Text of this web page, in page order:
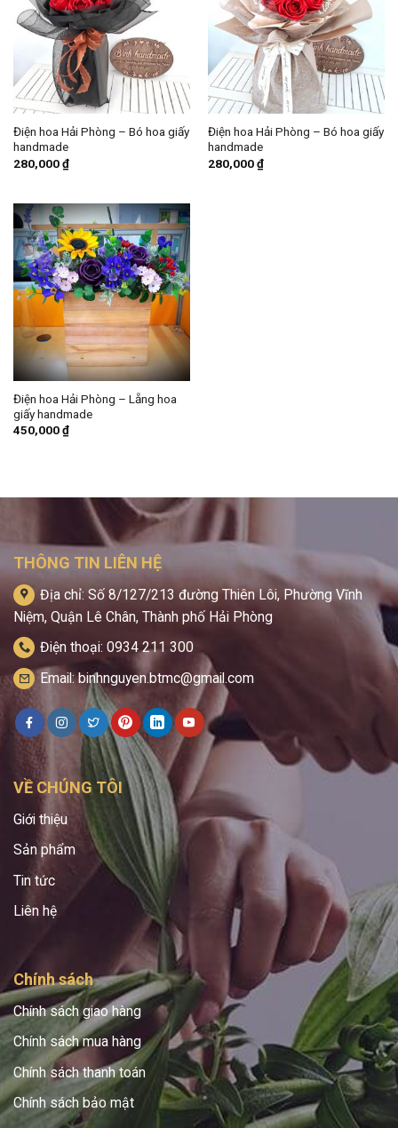
Điện hoa Hải Phòng – Bó hoa giấy
handmade
280,000₫
Điện hoa Hải Phòng – Bó hoa giấy
handmade
280,000₫
Điện hoa Hải Phòng – Lẵng hoa
giấy handmade
450,000₫
THÔNG TIN LIÊN HỆ
Địa chỉ: Số 8/127/213 đường Thiên Lôi, Phường Vĩnh
Niệm, Quận Lê Chân, Thành phố Hải Phòng
Điện thoại: 0934 211 300
Email: binhnguyen.btmc@gmail.com
VỀ CHÚNG TÔI
Giới thiệu
Sản phẩm
Tin tức
Liên hệ
Chính sách
Chính sách giao hàng
Chính sách mua hàng
Chính sách thanh toán
Chính sách bảo mật